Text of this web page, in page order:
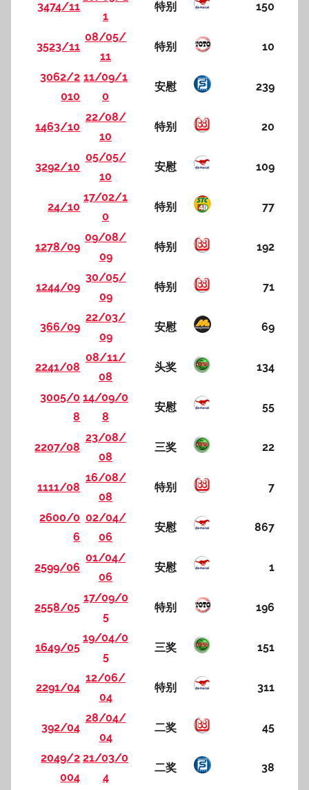
3474/11
1
特别 150
3523/11
08/05/
11
特别 10
3062/2
010
11/09/1
0
安慰 239
1463/10
22/08/
10
特别 20
3292/10
05/05/
10
安慰 109
24/10
17/02/1
0
特别 77
1278/09
09/08/
09
特别 192
1244/09
30/05/
09
特别 71
366/09
22/03/
09
安慰 69
2241/08
08/11/
08
头奖 134
3005/0
8
14/09/0
8
安慰 55
2207/08
23/08/
08
三奖 22
1111/08
16/08/
08
特别 7
2600/0
6
02/04/
06
安慰 867
2599/06
01/04/
06
安慰 1
2558/05
17/09/0
5
特别 196
1649/05
19/04/0
5
三奖 151
2291/04
12/06/
04
特别 311
392/04
28/04/
04
二奖 45
2049/2
004
21/03/0
4
二奖 38